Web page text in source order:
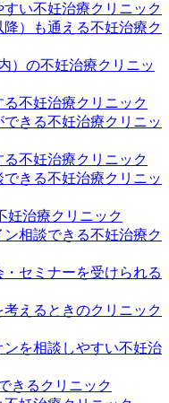
い不妊治療クリニック
）も通える不妊治療ク
）の不妊治療クリニッ
不妊治療クリニック
きる不妊治療クリニッ
不妊治療クリニック
きる不妊治療クリニッ
妊治療クリニック
相談できる不妊治療ク
セミナーを受けられる
えるときのクリニック
を相談しやすい不妊治
きるクリニック